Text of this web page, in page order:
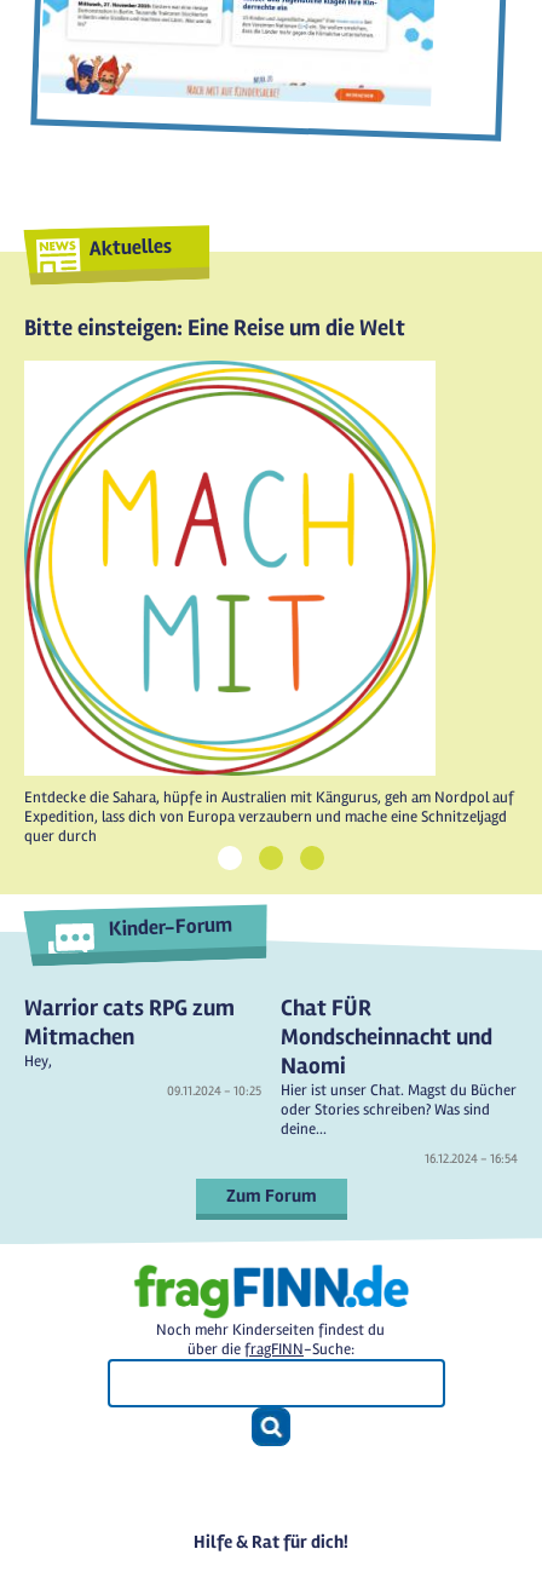
Aktuelles
Bitte einsteigen: Eine Reise um die Welt
Entdecke die Sahara, hüpfe in Australien mit Kängurus, geh am Nordpol auf
Expedition, lass dich von Europa verzaubern und mache eine Schnitzeljagd
quer durch
1
2 3
Kinder-Forum
Warrior cats RPG zum
Mitmachen
Hey,
09.11.2024 - 10:25
Chat FÜR
Mondscheinnacht und
Naomi
Hier ist unser Chat. Magst du Bücher
oder Stories schreiben? Was sind
deine...
16.12.2024 - 16:54
Zum Forum
Noch mehr Kinderseiten findest du
über diefragFINN-Suche:
Hilfe & Rat für dich!